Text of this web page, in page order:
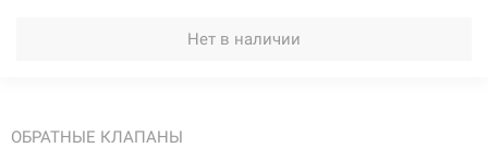
Нет в наличии
ОБРАТНЫЕ КЛАПАНЫ